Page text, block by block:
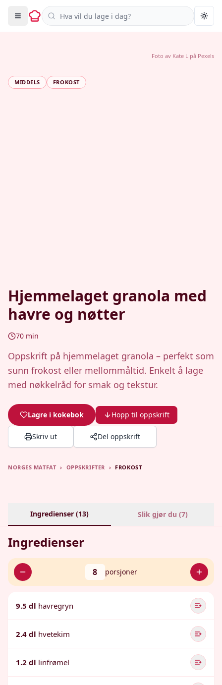
Søk i oppskrifter
MIDDELS FROKOST
Hjemmelaget granola med
havre og nøtter
70 min
Oppskrift på hjemmelaget granola – perfekt som
sunn frokost eller mellommåltid. Enkelt å lage
med nøkkelråd for smak og tekstur.
Lagre i kokebok Hopp til oppskrift
Skriv ut Del oppskrift
Foto av Kate L på Pexels
NORGES MATFAT › OPPSKRIFTER › FROKOST
Ingredienser (13) Slik gjør du (7)
Ingredienser
8 porsjoner
9.5 dl havregryn
2.4 dl hvetekim
1.2 dl linfrømel